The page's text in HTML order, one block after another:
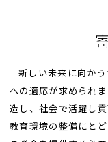
新しい未来に向か
への適応が求められ
造し、社会で活躍し
教育環境の整備にと